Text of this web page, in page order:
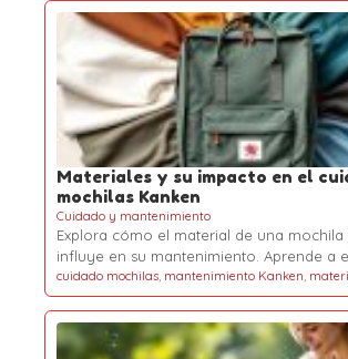
Materiales y su impacto en el
mochilas Kanken
Cuidado y mantenimiento
Explora cómo el material de una mochila
influye en su mantenimiento. Aprende a
cuidado mochilas, mantenimiento Kanken,